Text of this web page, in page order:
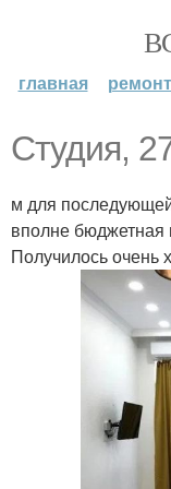
главная
Студия,
м для
вполне бюджетная
Получилось очень